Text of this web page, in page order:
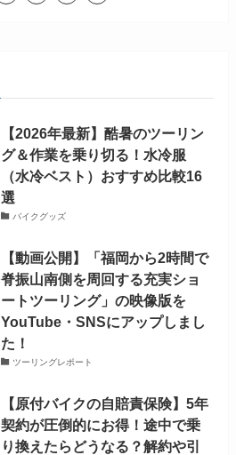
【2026年最新】酷暑のツーリン
グ＆作業を乗り切る！水冷服
（水冷ベスト）おすすめ比較16
選
バイクグッズ
【動画公開】「福岡から2時間で
脊振山南側を周回する充実ショ
ートツーリング」の映像版を
YouTube・SNSにアップしまし
た！
ツーリングレポート
【原付バイクの自賠責保険】5年
契約が圧倒的にお得！途中で乗
り換えたらどうなる？解約や引